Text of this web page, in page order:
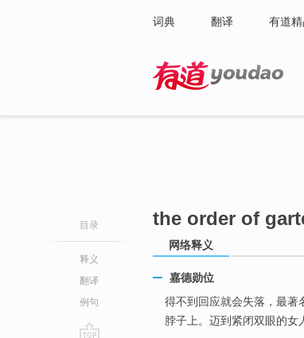
词典 翻译 有道
目录
释义
翻译
例句
the order of
网络释义
嘉德勋位
得不到回应就会失落，最著
脖子上。迈到紧闭双眼的女